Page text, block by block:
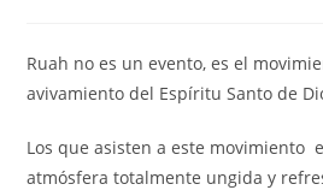
Ruah no es un evento, es el
avivamiento del Espíritu Santo de
Los que asisten a este movimiento
atmósfera totalmente ungida y